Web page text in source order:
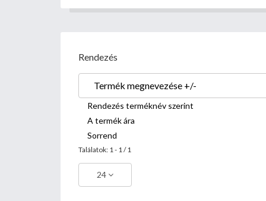
Rendezés
Termék megnevezése +/-
Rendezés terméknév szerint
A termék ára
Sorrend
Találatok: 1 - 1 / 1
24